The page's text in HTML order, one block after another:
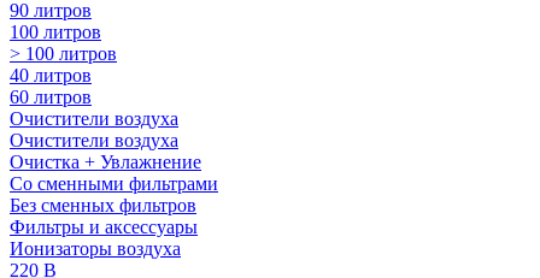
90 литров
100 литров
> 100 литров
40 литров
60 литров
Очистители воздуха
Очистители воздуха
Очистка + Увлажнение
Cо сменными фильтрами
Без сменных фильтров
Фильтры и аксессуары
Ионизаторы воздуха
220 В